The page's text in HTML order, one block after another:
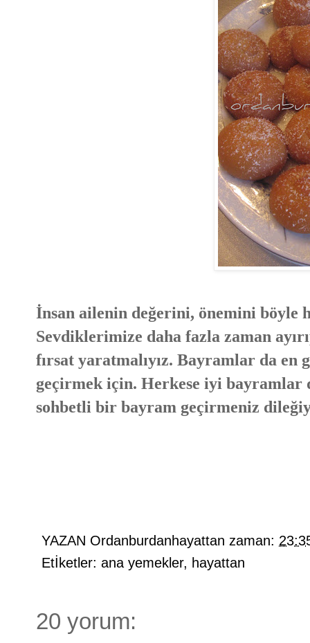
İnsan ailenin değerini, önemini böyle
Sevdiklerimize daha fazla zaman
fırsat yaratmalıyız. Bayramlar da
geçirmek için. Herkese iyi
sohbetli bir bayram geçirmeniz
YAZAN Ordanburdanhayattan zaman:
Etİketler: ana yemekler, hayattan
20 yorum: